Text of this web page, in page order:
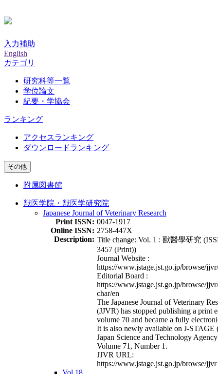
入力補助
English
カテゴリ
研究科等一覧
学位論文
紀要・学協会
ランキング
アクセスランキング
ダウンロードランキング
その他
附属図書館
獣医学院・獣医学研究院
Japanese Journal of Veterinary Research
Print ISSN: 0047-1917
Online ISSN: 2758-447X
Description: Title change: Vol. 1 : 獸醫學研究
3457 (Print))
Journal Website :
https://www.jstage.jst.go.jp/browse/
Editorial Board :
https://www.jstage.jst.go.jp/browse/
char/en
The Japanese Journal of Veterinary
(JJVR) has stopped publishing a print
volume 70 and became a fully
It is also newly available on J-STAGE
Japan Science and Technology
Volume 71, Number 1.
JJVR URL:
https://www.jstage.jst.go.jp/browse/jjvr
Vol.18